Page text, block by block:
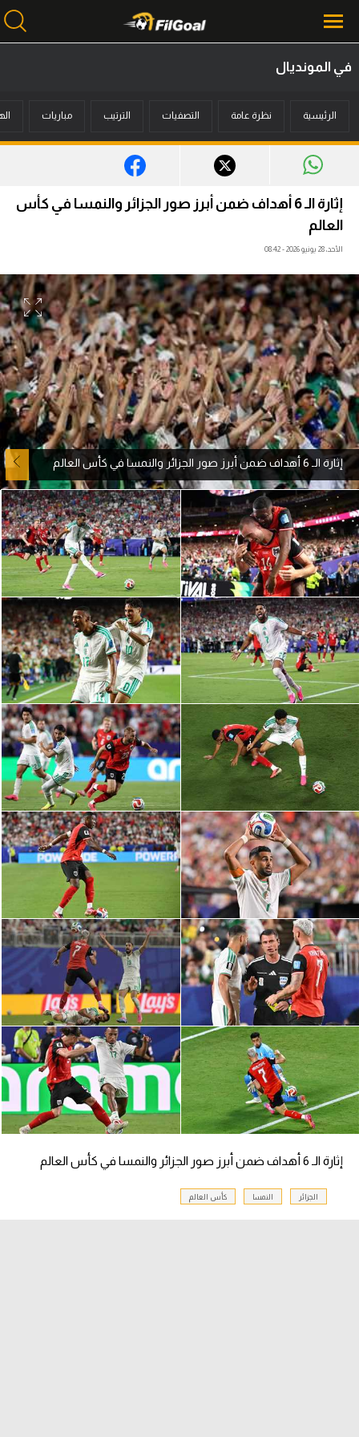
أخبار
ميركاتو
فانتازي في الجول
مسابقة التوقعات
فيديوهات
عدسات
آراء حرة
ركن الألعاب
بطولات
أمريكا 2026
الدوري المصري
الدوري الإنجليزي الممتاز
الدوري الإسباني
الدوري الإيطالي
الدوري الألماني
الدوري الفرنسي
الدوري السعودي للمحترفين
دوري أبطال أوروبا
دوري أبطال إفريقيا
كل البطولات
أقسام
الكرة المصرية
الدوري المصري
الكرة الأوروبية
الكرة الإفريقية
منتخب مصر
سعودي في الجول
الدوري الإنجليزي
الدوري الإسباني
دوري أبطال أوروبا
في المونديال
الرئيسية نظرة عامة التصفيات الترتيب مباريات
إثارة الـ 6 أهداف ضمن أبرز صور الجزائر والنمسا في كأس
العالم
الأحد، 28 يونيو 2026 - 08:42
إثارة الـ 6 أهداف ضمن أبرز صور الجزائر والنمسا في كأس العالم
إثارة الـ 6 أهداف ضمن أبرز صور الجزائر والنمسا في كأس العالم
الجزائر النمسا كأس العالم